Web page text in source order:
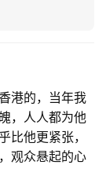
港的，当年我
，人人都为他
比他更紧张，
观众悬起的心